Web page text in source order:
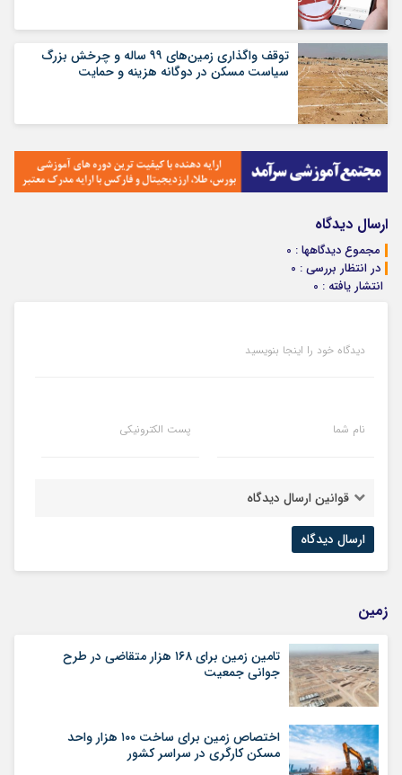
توقف واگذاری زمین‌های ۹۹ ساله و چرخش بزرگ
سیاست مسکن در دوگانه هزینه و حمایت
ارسال دیدگاه
مجموع دیدگاهها : 0
در انتظار بررسی : 0
انتشار یافته : 0
دیدگاه خود را اینجا بنویسید
نام شما پست الکترونیکی
قوانین ارسال دیدگاه
زمین
تامین زمین برای ۱۶۸ هزار متقاضی در طرح
جوانی جمعیت
اختصاص زمین برای ساخت ۱۰۰ هزار واحد
مسکن کارگری در سراسر کشور